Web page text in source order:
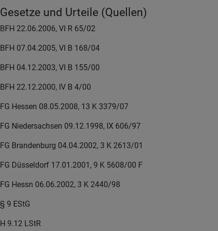
Gesetze und Urteile (Quellen)
BFH 22.06.2006, VI R 65/02
BFH 07.04.2005, VI B 168/04
BFH 04.12.2003, VI B 155/00
BFH 22.12.2000, IV B 4/00
FG Hessen 08.05.2008, 13 K 3379/07
FG Niedersachsen 09.12.1998, IX 606/97
FG Brandenburg 04.04.2002, 3 K 2613/01
FG Düsseldorf 17.01.2001, 9 K 5608/00 F
FG Hessn 06.06.2002, 3 K 2440/98
§ 9 EStG
H 9.12 LStR